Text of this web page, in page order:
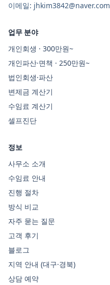
이메일: jhkim3842@naver.com
업무 분야
개인회생 · 300만원~
개인파산·면책 · 250만원~
법인회생·파산
변제금 계산기
수임료 계산기
셀프진단
정보
사무소 소개
수임료 안내
진행 절차
방식 비교
자주 묻는 질문
고객 후기
블로그
지역 안내 (대구·경북)
상담 예약